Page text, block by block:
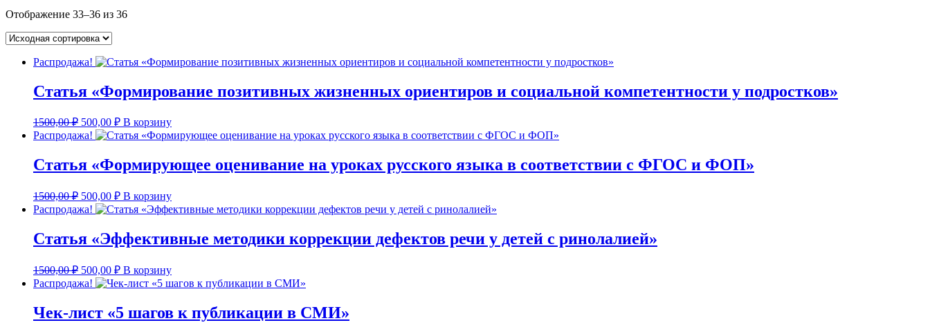
Отображение 33–36 из 36
Распродажа!
Статья «Формирование позитивных жизненных ориентиров и социальной компетентности у подростков»
1500,00₽ Первоначальная
цена
составляла
1500,00 ₽.
500,00 ₽Текущая
цена:
В корзину
Распродажа!
Статья «Формирующее оценивание на уроках русского языка в соответствии с ФГОС и ФОП»
1500,00₽ Первоначальная
цена
составляла
1500,00 ₽.
500,00 ₽Текущая
цена:
В корзину
Распродажа!
Статья «Эффективные методики коррекции дефектов речи у детей с ринолалией»
1500,00₽ Первоначальная
цена
составляла
1500,00 ₽.
500,00 ₽Текущая
цена:
В корзину
Распродажа!
Чек-лист «5 шагов к публикации в СМИ»